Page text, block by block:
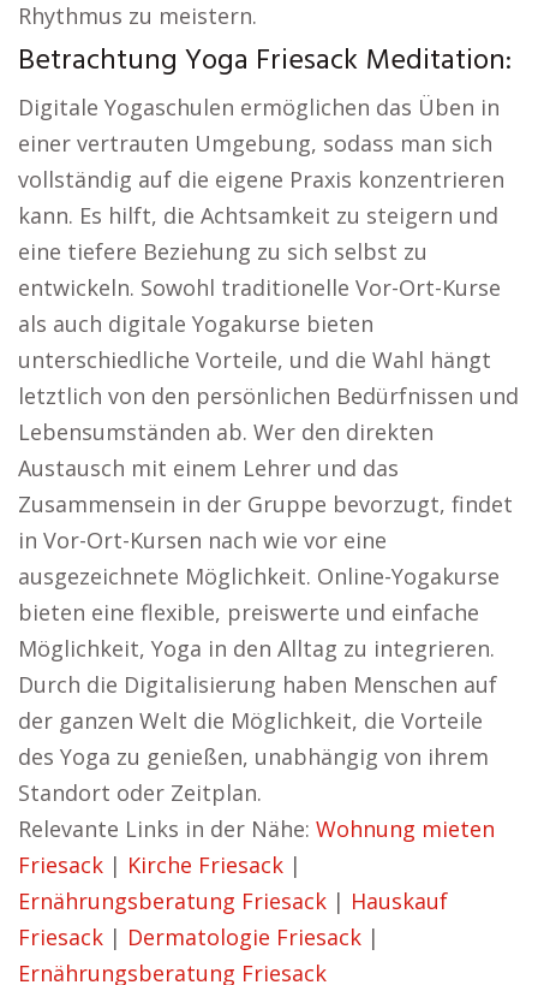
Rhythmus zu meistern.
Betrachtung Yoga Friesack Meditation:
Digitale Yogaschulen ermöglichen das Üben in
einer vertrauten Umgebung, sodass man sich
vollständig auf die eigene Praxis konzentrieren
kann. Es hilft, die Achtsamkeit zu steigern und
eine tiefere Beziehung zu sich selbst zu
entwickeln. Sowohl traditionelle Vor-Ort-Kurse
als auch digitale Yogakurse bieten
unterschiedliche Vorteile, und die Wahl hängt
letztlich von den persönlichen Bedürfnissen und
Lebensumständen ab. Wer den direkten
Austausch mit einem Lehrer und das
Zusammensein in der Gruppe bevorzugt, findet
in Vor-Ort-Kursen nach wie vor eine
ausgezeichnete Möglichkeit. Online-Yogakurse
bieten eine flexible, preiswerte und einfache
Möglichkeit, Yoga in den Alltag zu integrieren.
Durch die Digitalisierung haben Menschen auf
der ganzen Welt die Möglichkeit, die Vorteile
des Yoga zu genießen, unabhängig von ihrem
Standort oder Zeitplan.
Relevante Links in der Nähe: Wohnung mieten
Friesack | Kirche Friesack |
Ernährungsberatung Friesack | Hauskauf
Friesack | Dermatologie Friesack |
Ernährungsberatung Friesack